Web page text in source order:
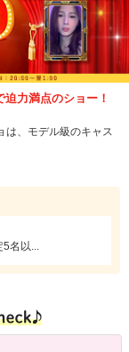
力満点のショー！
は、モデル級のキャス
華なショーが楽しめ
のお客様を非日常の世
最適。煌びやかな衣
に伝説級のエンター
ひご堪能ください！
名以...